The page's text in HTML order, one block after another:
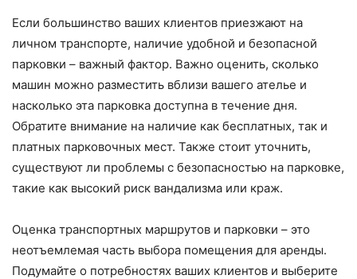
Если большинство ваших клиентов приезжают на
личном транспорте, наличие удобной и безопасной
парковки – важный фактор. Важно оценить, сколько
машин можно разместить вблизи вашего ателье и
насколько эта парковка доступна в течение дня.
Обратите внимание на наличие как бесплатных, так и
платных парковочных мест. Также стоит уточнить,
существуют ли проблемы с безопасностью на парковке,
такие как высокий риск вандализма или краж.
Оценка транспортных маршрутов и парковки – это
неотъемлемая часть выбора помещения для аренды.
Подумайте о потребностях ваших клиентов и выберите